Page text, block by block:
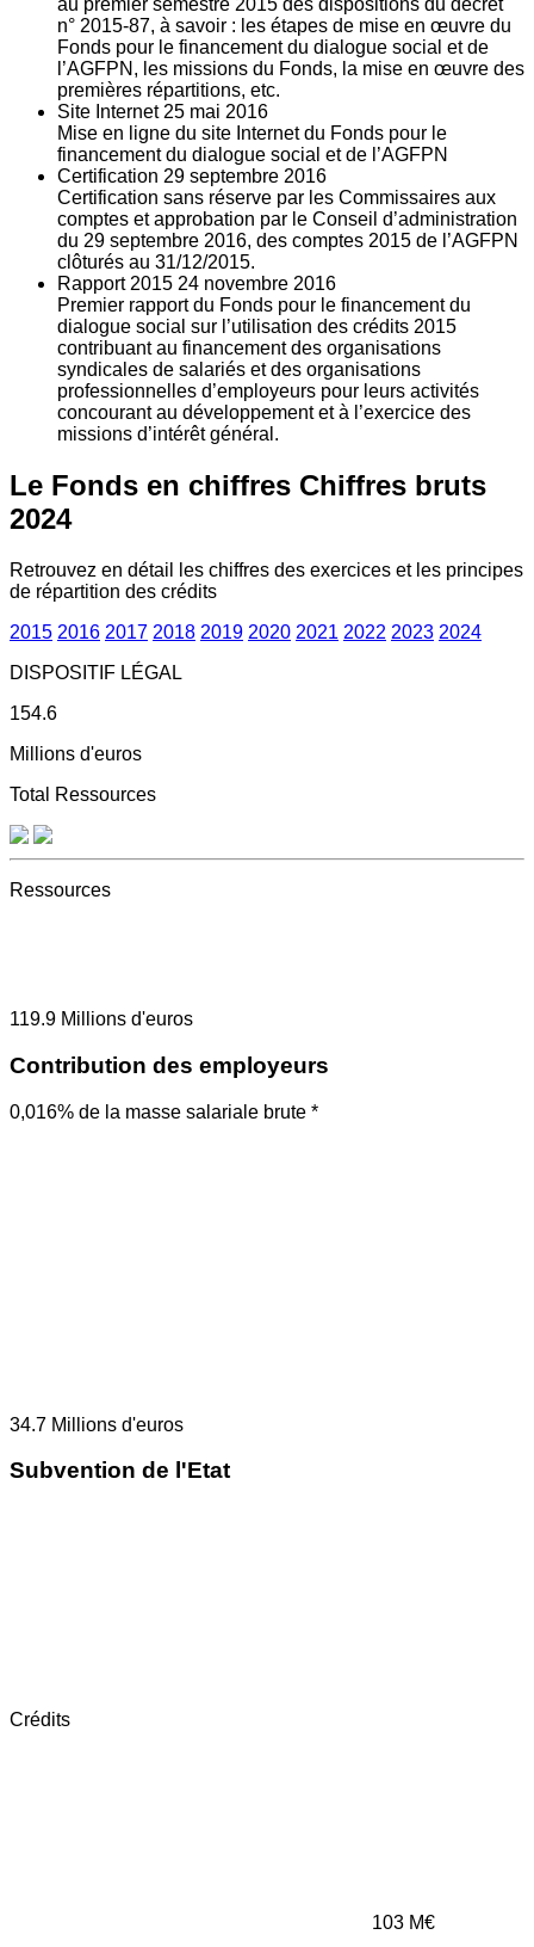
au premier semestre 2015 des dispositions du décret
n° 2015-87, à savoir : les étapes de mise en œuvre du
Fonds pour le financement du dialogue social et de
l’AGFPN, les missions du Fonds, la mise en œuvre des
premières répartitions, etc.
Site Internet 25 mai 2016
Mise en ligne du site Internet du Fonds pour le
financement du dialogue social et de l’AGFPN
Certification 29 septembre 2016
Certification sans réserve par les Commissaires aux
comptes et approbation par le Conseil d’administration
du 29 septembre 2016, des comptes 2015 de l’AGFPN
clôturés au 31/12/2015.
Rapport 2015 24 novembre 2016
Premier rapport du Fonds pour le financement du
dialogue social sur l’utilisation des crédits 2015
contribuant au financement des organisations
syndicales de salariés et des organisations
professionnelles d’employeurs pour leurs activités
concourant au développement et à l’exercice des
missions d’intérêt général.
Le Fonds en chiffres Chiffres bruts
2024
Retrouvez en détail les chiffres des exercices et les principes
de répartition des crédits
2015 2016 2017 2018 2019 2020 2021 2022 2023 2024
DISPOSITIF LÉGAL
154.6
Millions d'euros
Total Ressources
Ressources
119.9 Millions d'euros
Contribution des employeurs
0,016% de la masse salariale brute *
34.7 Millions d'euros
Subvention de l'Etat
Crédits
103 M€